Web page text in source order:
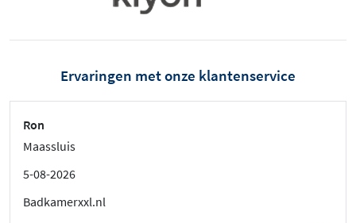
Ervaringen met onze klantenservice
Ron
Maassluis
5-08-2026
Badkamerxxl.nl